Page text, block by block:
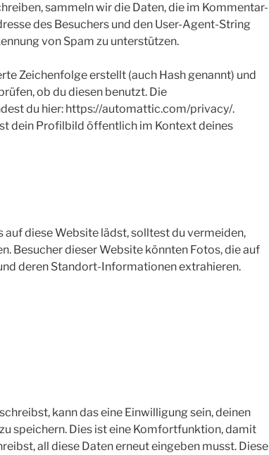
sammeln wir die Daten, die im Kommentar-
des Besuchers und den User-Agent-String
von Spam zu unterstützen.
Zeichenfolge erstellt (auch Hash genannt) und
ob du diesen benutzt. Die
du hier: https://automattic.com/privacy/.
dein Profilbild öffentlich im Kontext deines
diese Website lädst, solltest du vermeiden,
Besucher dieser Website könnten Fotos, die auf
deren Standort-Informationen extrahieren.
kann das eine Einwilligung sein, deinen
speichern. Dies ist eine Komfortfunktion, damit
all diese Daten erneut eingeben musst. Diese